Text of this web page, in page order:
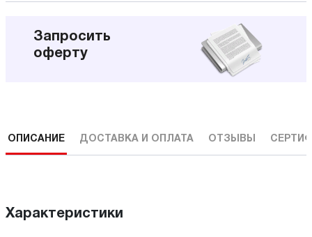
Запросить
оферту
ОПИСАНИЕ ДОСТАВКА И ОПЛАТА ОТЗЫВЫ
Характеристики